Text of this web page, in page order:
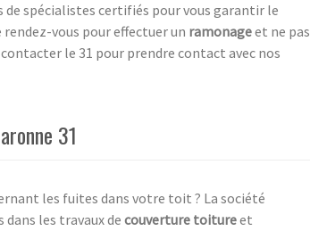
spécialistes certifiés pour vous garantir le
vous pour effectuer un ramonageet ne pas
le 31 pour prendre contact avec nos
31
les fuites dans votre toit ? La société
dans les travaux de couverture toitureet